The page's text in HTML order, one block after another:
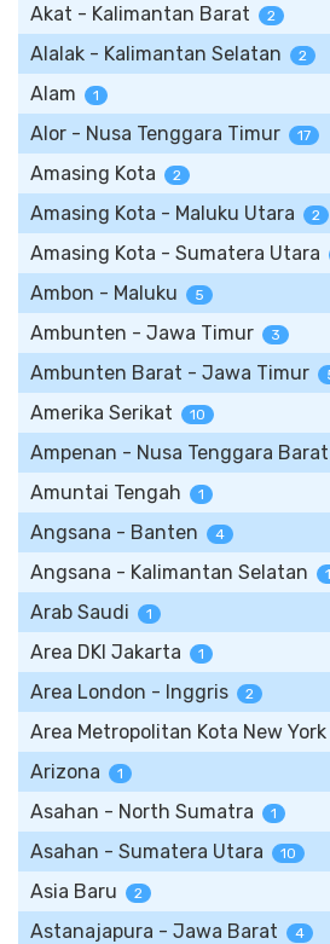
Akat - Kalimantan Barat 2
Alalak - Kalimantan Selatan 2
Alam 1
Alor - Nusa Tenggara Timur 17
Amasing Kota 2
Amasing Kota - Maluku Utara 2
Amasing Kota - Sumatera Utara
Ambon - Maluku 5
Ambunten - Jawa Timur 3
Ambunten Barat - Jawa Timur
Amerika Serikat 10
Ampenan - Nusa Tenggara Barat
Amuntai Tengah 1
Angsana - Banten 4
Angsana - Kalimantan Selatan
Arab Saudi 1
Area DKI Jakarta 1
Area London - Inggris 2
Area Metropolitan Kota New York
Arizona 1
Asahan - North Sumatra 1
Asahan - Sumatera Utara 10
Asia Baru 2
Astanajapura - Jawa Barat 4